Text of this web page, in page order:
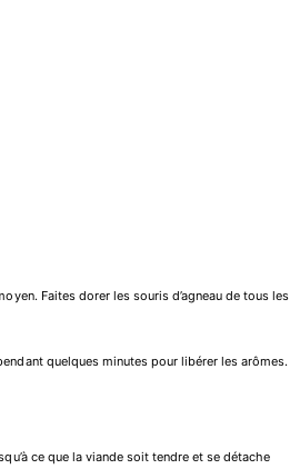
Faites dorer les souris d’agneau de tous les
quelques minutes pour libérer les arômes.
ce que la viande soit tendre et se détache